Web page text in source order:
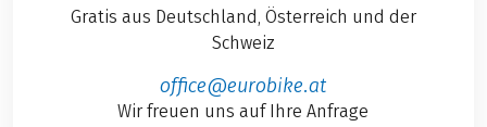
Gratis aus Deutschland, Österreich und der
Schweiz
office@eurobike.at
Wir freuen uns auf Ihre Anfrage